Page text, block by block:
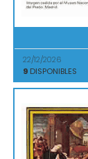
22/12/2026
9 DISPONIBLES